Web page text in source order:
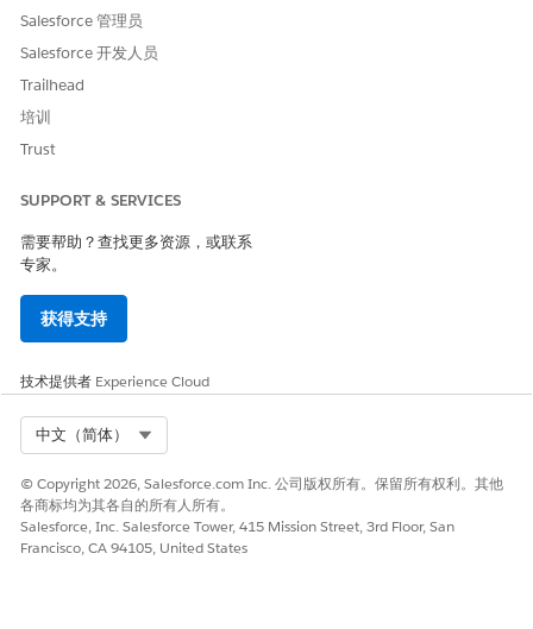
Salesforce 管理员
Salesforce 开发人员
Trailhead
培训
Trust
SUPPORT & SERVICES
需要帮助？查找更多资源，或联系
专家。
获得支持
技术提供者 Experience Cloud
中文（简体）
© Copyright 2026, Salesforce.com Inc. 公司版权所有。保留所有权利。其他
各商标均为其各自的所有人所有。
Salesforce, Inc. Salesforce Tower, 415 Mission Street, 3rd Floor, San
Francisco, CA 94105, United States